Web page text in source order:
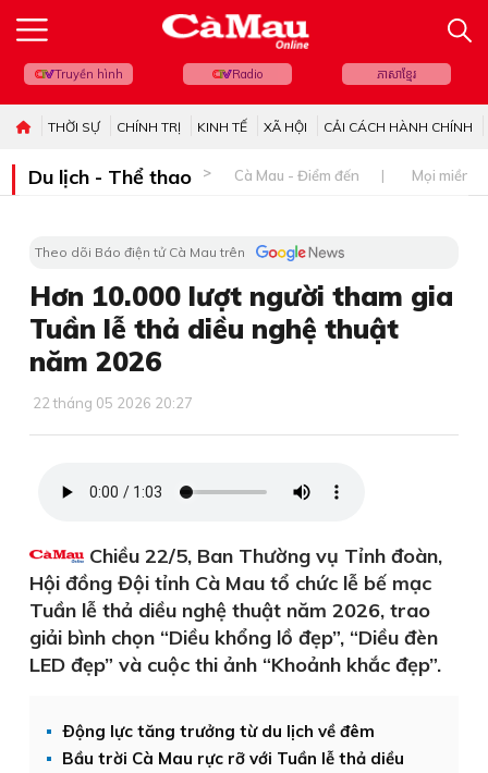
Truyền hình Radio ភាសាខ្មែរ
THỜI SỰ CHÍNH TRỊ KINH TẾ XÃ HỘI CẢI CÁCH HÀNH CHÍNH
Du lịch - Thể thao Cà Mau - Điểm đến Mọi miền
Theo dõi Báo điện tử Cà Mau trên
Hơn 10.000 lượt người tham gia
Tuần lễ thả diều nghệ thuật
năm 2026
22 tháng 05 2026 20:27
Chiều 22/5, Ban Thường vụ Tỉnh đoàn,
Hội đồng Đội tỉnh Cà Mau tổ chức lễ bế mạc
Tuần lễ thả diều nghệ thuật năm 2026, trao
giải bình chọn “Diều khổng lồ đẹp”, “Diều đèn
LED đẹp” và cuộc thi ảnh “Khoảnh khắc đẹp”.
Ðộng lực tăng trưởng từ du lịch về đêm
Bầu trời Cà Mau rực rỡ với Tuần lễ thả diều